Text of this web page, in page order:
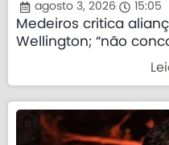
agosto 3, 2026 15:05
Medeiros critica
Wellington; “não